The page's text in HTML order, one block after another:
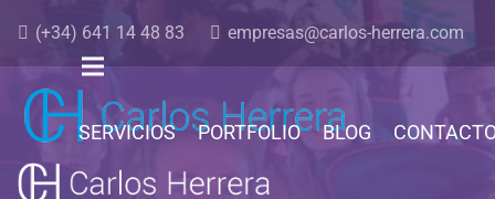
(+34) 641 14 48 83 empresas@carlos-herrera.com
SERVICIOS PORTFOLIO BLOG